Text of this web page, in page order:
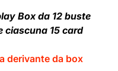
Box da 12 buste
ciascuna 15 card
derivante da box